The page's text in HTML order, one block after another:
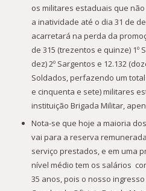
os militares estaduais que
a inatividade até o dia 31 de
acarretará na perda da
de 315 (trezentos e quinze) 1º
dez) 2º Sargentos e 12.132
Soldados, perfazendo um
e cinquenta e sete) militares
instituição Brigada Militar,
Nota-se que hoje a maioria
vai para a reserva
serviço prestados, e em uma
nível médio tem os salários
35 anos, pois o nosso